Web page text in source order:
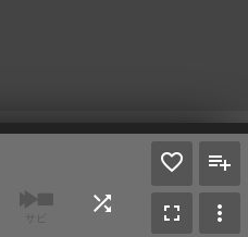
サビ
shuffle fullscreen more_vert